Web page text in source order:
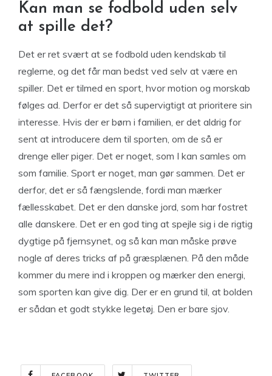
Kan man se fodbold uden selv
at spille det?
Det er ret svært at se fodbold uden kendskab til
reglerne, og det får man bedst ved selv at være en
spiller. Det er tilmed en sport, hvor motion og morskab
følges ad. Derfor er det så supervigtigt at prioritere sin
interesse. Hvis der er børn i familien, er det aldrig for
sent at introducere dem til sporten, om de så er
drenge eller piger. Det er noget, som I kan samles om
som familie. Sport er noget, man gør sammen. Det er
derfor, det er så fængslende, fordi man mærker
fællesskabet. Det er den danske jord, som har fostret
alle danskere. Det er en god ting at spejle sig i de rigtig
dygtige på fjernsynet, og så kan man måske prøve
nogle af deres tricks af på græsplænen. På den måde
kommer du mere ind i kroppen og mærker den energi,
som sporten kan give dig. Der er en grund til, at bolden
er sådan et godt stykke legetøj. Den er bare sjov.